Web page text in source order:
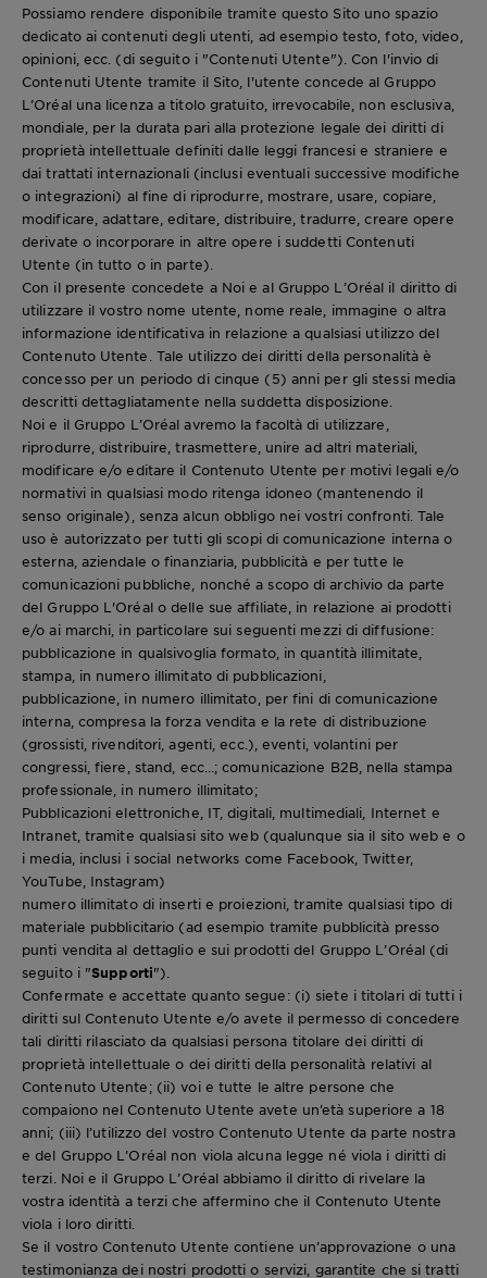
Possiamo rendere disponibile tramite questo Sito uno spazio
dedicato ai contenuti degli utenti, ad esempio testo, foto, video,
opinioni, ecc. (di seguito i "Contenuti Utente"). Con l'invio di
Contenuti Utente tramite il Sito, l'utente concede al Gruppo
L’Oréal una licenza a titolo gratuito, irrevocabile, non esclusiva,
mondiale, per la durata pari alla protezione legale dei diritti di
proprietà intellettuale definiti dalle leggi francesi e straniere e
dai trattati internazionali (inclusi eventuali successive modifiche
o integrazioni) al fine di riprodurre, mostrare, usare, copiare,
modificare, adattare, editare, distribuire, tradurre, creare opere
derivate o incorporare in altre opere i suddetti Contenuti
Utente (in tutto o in parte).
Con il presente concedete a Noi e al Gruppo L’Oréal il diritto di
utilizzare il vostro nome utente, nome reale, immagine o altra
informazione identificativa in relazione a qualsiasi utilizzo del
Contenuto Utente. Tale utilizzo dei diritti della personalità è
concesso per un periodo di cinque (5) anni per gli stessi media
descritti dettagliatamente nella suddetta disposizione.
Noi e il Gruppo L’Oréal avremo la facoltà di utilizzare,
riprodurre, distribuire, trasmettere, unire ad altri materiali,
modificare e/o editare il Contenuto Utente per motivi legali e/o
normativi in qualsiasi modo ritenga idoneo (mantenendo il
senso originale), senza alcun obbligo nei vostri confronti. Tale
uso è autorizzato per tutti gli scopi di comunicazione interna o
esterna, aziendale o finanziaria, pubblicità e per tutte le
comunicazioni pubbliche, nonché a scopo di archivio da parte
del Gruppo L'Oréal o delle sue affiliate, in relazione ai prodotti
e/o ai marchi, in particolare sui seguenti mezzi di diffusione:
pubblicazione in qualsivoglia formato, in quantità illimitate,
stampa, in numero illimitato di pubblicazioni,
pubblicazione, in numero illimitato, per fini di comunicazione
interna, compresa la forza vendita e la rete di distribuzione
(grossisti, rivenditori, agenti, ecc.), eventi, volantini per
congressi, fiere, stand, ecc…; comunicazione B2B, nella stampa
professionale, in numero illimitato;
Pubblicazioni elettroniche, IT, digitali, multimediali, Internet e
Intranet, tramite qualsiasi sito web (qualunque sia il sito web e o
i media, inclusi i social networks come Facebook, Twitter,
YouTube, Instagram)
numero illimitato di inserti e proiezioni, tramite qualsiasi tipo di
materiale pubblicitario (ad esempio tramite pubblicità presso
punti vendita al dettaglio e sui prodotti del Gruppo L’Oréal (di
seguito i "Supporti").
Confermate e accettate quanto segue: (i) siete i titolari di tutti i
diritti sul Contenuto Utente e/o avete il permesso di concedere
tali diritti rilasciato da qualsiasi persona titolare dei diritti di
proprietà intellettuale o dei diritti della personalità relativi al
Contenuto Utente; (ii) voi e tutte le altre persone che
compaiono nel Contenuto Utente avete un’età superiore a 18
anni; (iii) l’utilizzo del vostro Contenuto Utente da parte nostra
e del Gruppo L’Oréal non viola alcuna legge né viola i diritti di
terzi. Noi e il Gruppo L’Oréal abbiamo il diritto di rivelare la
vostra identità a terzi che affermino che il Contenuto Utente
viola i loro diritti.
Se il vostro Contenuto Utente contiene un’approvazione o una
testimonianza dei nostri prodotti o servizi, garantite che si tratti